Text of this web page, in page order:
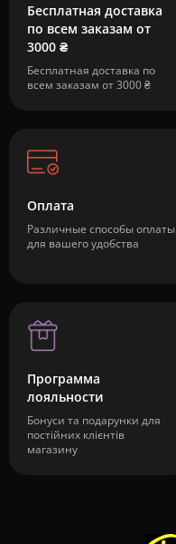
Бесплатная доставка
по всем заказам от
3000 ₴
Бесплатная доставка по
всем заказам от 3000 ₴
Оплата
Различные способы оплаты
для вашего удобства
Программа
лояльности
Бонуси та подарунки для
постійних клієнтів
магазину